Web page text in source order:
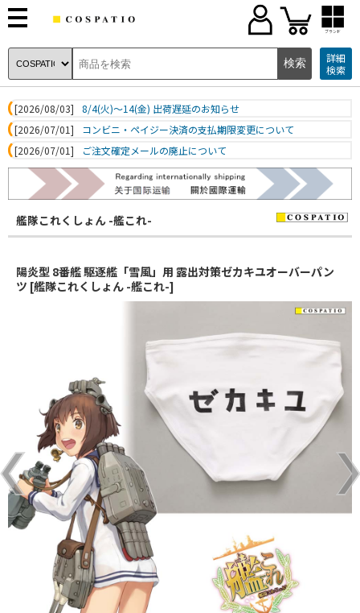
ブランド
詳細
検索
[2026/08/03]
8/4(火)～14(金) 出荷遅延のお知らせ
[2026/07/01]
コンビニ・ペイジー決済の支払期限変更について
[2026/07/01]
ご注文確定メールの廃止について
艦隊これくしょん -艦これ-
陽炎型 8番艦 駆逐艦「雪風」用 露出対策ゼカキユオーバーパン
ツ [艦隊これくしょん -艦これ-]